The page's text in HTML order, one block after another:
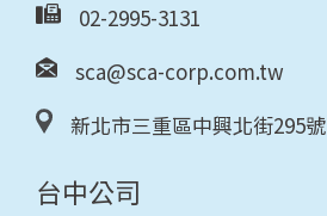
02-2995-3131
sca@sca-corp.com.tw
新北市三重區中興北街295號
台中公司